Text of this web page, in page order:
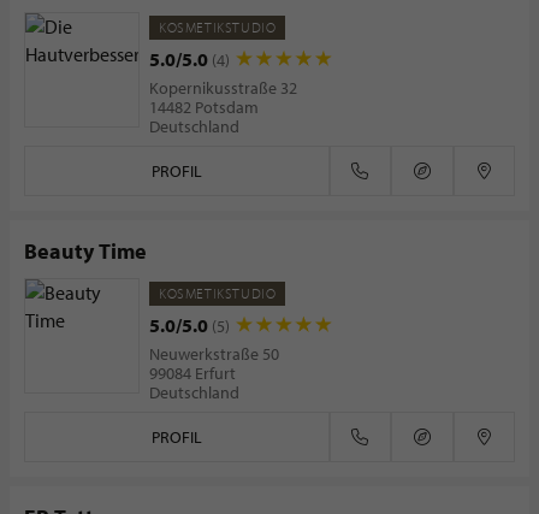
KOSMETIKSTUDIO
5.0/5.0 (4)
Kopernikusstraße 32
14482 Potsdam
Deutschland
PROFIL
Beauty Time
KOSMETIKSTUDIO
5.0/5.0 (5)
Neuwerkstraße 50
99084 Erfurt
Deutschland
PROFIL